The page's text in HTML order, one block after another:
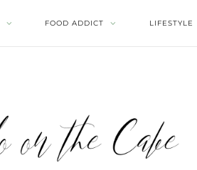
FOOD ADDICT LIFESTYLE